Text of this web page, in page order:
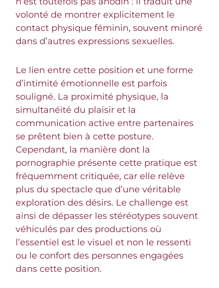
volonté de montrer explicitement le
contact physique féminin, souvent minoré
dans d’autres expressions sexuelles.
Le lien entre cette position et une forme
d’intimité émotionnelle est parfois
souligné. La proximité physique, la
simultanéité du plaisir et la
communication active entre partenaires
se prêtent bien à cette posture.
Cependant, la manière dont la
pornographie présente cette pratique est
fréquemment critiquée, car elle relève
plus du spectacle que d’une véritable
exploration des désirs. Le challenge est
ainsi de dépasser les stéréotypes souvent
véhiculés par des productions où
l’essentiel est le visuel et non le ressenti
ou le confort des personnes engagées
dans cette position.